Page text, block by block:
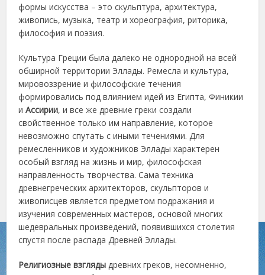
формы искусства – это скульптура, архитектура,
живопись, музыка, театр и хореография, риторика,
философия и поэзия.
Культура Греции была далеко не однородной на всей
обширной территории Эллады. Ремесла и культура,
мировоззрение и философские течения
формировались под влиянием идей из Египта, Финикии
иАссирии, и все же древние греки создали
свойственное только им направление, которое
невозможно спутать с иными течениями. Для
ремесленников и художников Эллады характерен
особый взгляд на жизнь и мир, философская
направленность творчества. Сама техника
древнегреческих архитекторов, скульпторов и
живописцев является предметом подражания и
изучения современных мастеров, основой многих
шедевральных произведений, появившихся столетия
спустя после распада Древней Эллады.
Религиозные взгляды древних греков, несомненно,